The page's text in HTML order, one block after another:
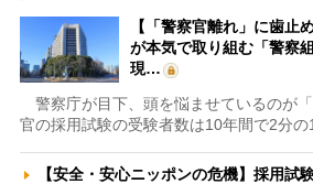
【「警察官離れ」に歯止
が本気で取り組む「警察
現…
警察庁が目下、頭を悩ませているのが
官の採用試験の受験者数は10年間で2分の
【安全・安心ニッポンの危機】採用試